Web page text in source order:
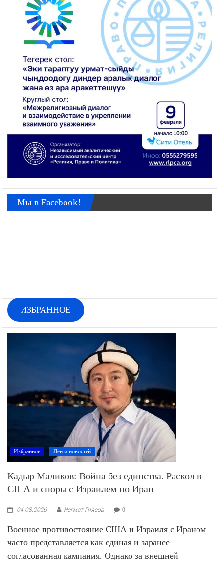
Мы в Facebook!
ИЗБРАННОЕ
Избранное Лента новостей
Кадыр Маликов: Война без единства. Раскол в
США и споры с Израилем по Иран
04.08.2026 Негмат Гиясов 0
Военное противостояние США и Израиля с Ираном
часто представляется как единая и заранее
согласованная кампания. Однако за внешней